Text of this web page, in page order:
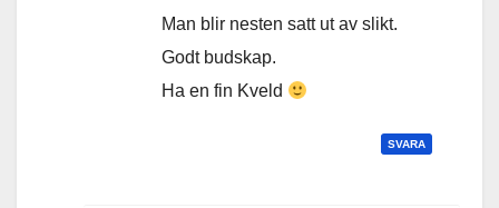
Man blir nesten satt ut av slikt.
Godt budskap.
Ha en fin Kveld
SVARA